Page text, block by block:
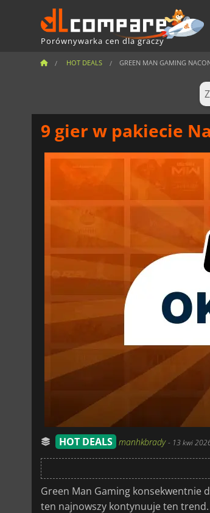
Porównywarka cen dla graczy
HOT DEALS GREEN MAN GAMING
9 gier w pakiecie
HOT DEALS manhkbrady- 13 kwi
Green Man Gaming konsekwentnie
ten najnowszy kontynuuje ten